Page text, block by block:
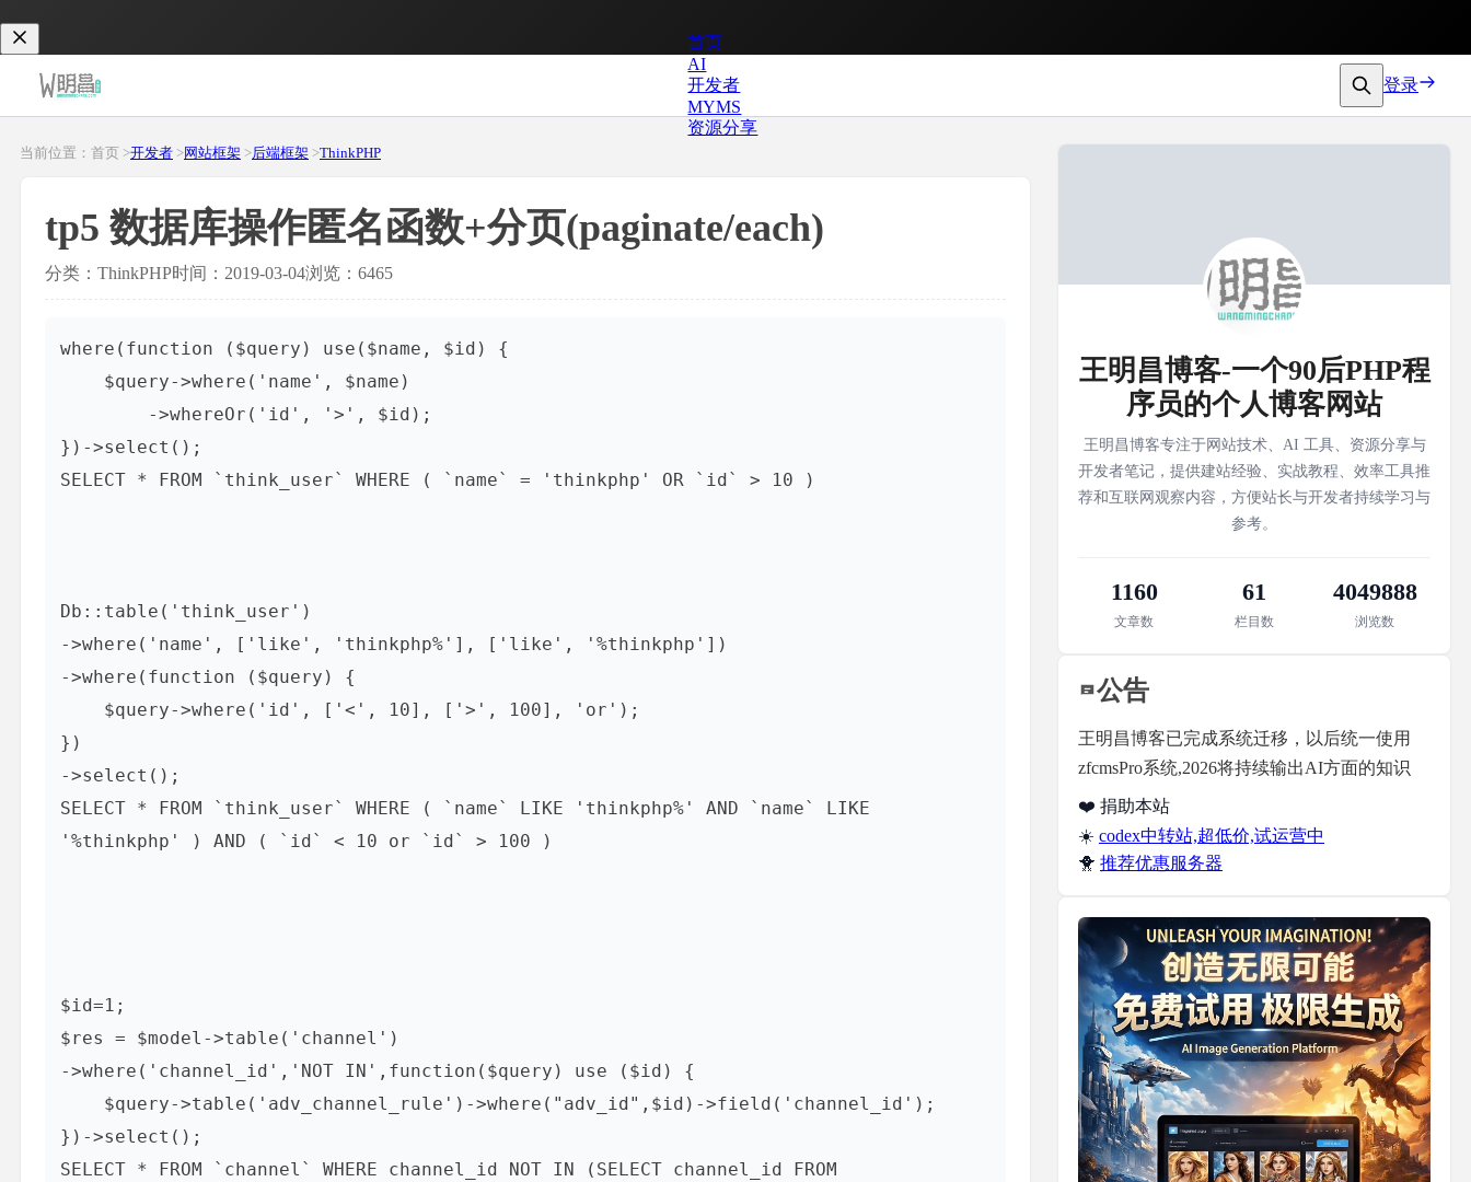
首页
AI
开发者
MYMS
资源分享
登录
当前位置：首页 >开发者 >网站框架 >后端框架 >ThinkPHP
tp5 数据库操作匿名函数+分页(paginate/each)
分类：ThinkPHP时间：2019-03-04浏览：6465
where(function ($query) use($name, $id) {
})->select();
SELECT * FROM `think_user` WHERE ( `name` = 'thinkphp' OR `id` > 10 )
Db::table('think_user')
->where('name', ['like', 'thinkphp%'], ['like', '%thinkphp'])
->where(function ($query) {
})
->select();
SELECT * FROM `think_user` WHERE ( `name` LIKE 'thinkphp%' AND `name` LIKE
'%thinkphp' ) AND ( `id` < 10 or `id` > 100 )
$id=1;
$res = $model->table('channel')
->where('channel_id','NOT IN',function($query) use ($id) {
})->select();
SELECT * FROM `channel` WHERE channel_id NOT IN (SELECT channel_id FROM
王明昌博客-一个90后PHP程
序员的个人博客网站
王明昌博客专注于网站技术、AI 工具、资源分享与
开发者笔记，提供建站经验、实战教程、效率工具推
荐和互联网观察内容，方便站长与开发者持续学习与
参考。
1160
文章数
61
栏目数
4049888
浏览数
公告
王明昌博客已完成系统迁移，以后统一使用
zfcmsPro系统,2026将持续输出AI方面的知识
❤️ 捐助本站
☀️ codex中转站,超低价,试运营中
🐥 推荐优惠服务器